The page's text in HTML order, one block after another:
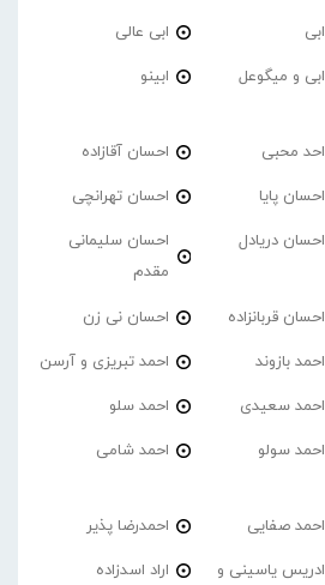
ابی ابی عالی
ابی و میگوعل ابینو
احد محبی احسان آقازاده
احسان پایا احسان تهرانچی
احسان دریادل
احسان سلیمانی
مقدم
احسان قربانزاده احسان نی زن
احمد بازوند احمد تبریزی و آرسن
احمد سعیدی احمد سلو
احمد سولو احمد شامی
احمد صفایی احمدرضا پذیر
ادریس یاسینی و
اراد اسدزاده